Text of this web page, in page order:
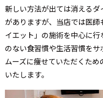
新しい方法が出ては消える
がありますが、当店では医師
イエット」 の施術を中心に
のない食習慣や生活習慣を
ムーズに痩せていただくた
いたします。